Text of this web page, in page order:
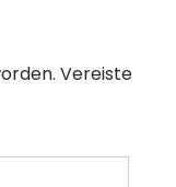
Vereiste